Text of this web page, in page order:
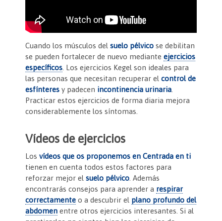
Cuando los músculos delsuelo pélvico se debilitan
se pueden fortalecer de nuevo medianteejercicios
específicos . Los ejercicios Kegel son ideales para
las personas que necesitan recuperar elcontrol de
esfínteres y padecen incontinencia urinaria
Practicar estos ejercicios de forma diaria mejora
considerablemente los síntomas.
Vídeos de ejercicios
Losvídeos que os proponemos en Centrada en ti
tienen en cuenta todos estos factores para
reforzar mejor elsuelo pélvico . Además
encontrarás consejos para aprender a respirar
correctamente o a descubrir el plano profundo del
abdomen entre otros ejercicios interesantes. Si al